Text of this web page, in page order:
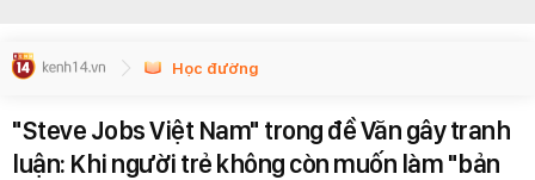
Học đường
"Steve Jobs Việt Nam" trong đề Văn gây tranh
luận: Khi người trẻ không còn muốn làm "bản